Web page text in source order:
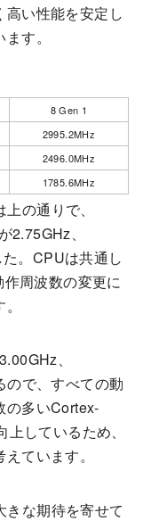
高い性能を安定し
す。
8 Gen 1
2995.2MHz
2496.0MHz
1785.6MHz
の通りで、
、
。CPUは共通し
周波数の変更に
、
で、すべての動
の多いCortex-
しているため、
ています。
な期待を寄せて